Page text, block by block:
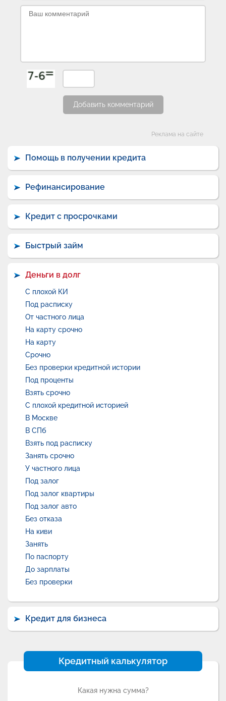
Добавить комментарий
Реклама на сайте
Помощь в получении кредита
Рефинансирование
Кредит с просрочками
Быстрый займ
Деньги в долг
С плохой КИ
Под расписку
От частного лица
На карту срочно
На карту
Срочно
Без проверки кредитной истории
Под проценты
Взять срочно
С плохой кредитной историей
В Москве
В СПб
Взять под расписку
Занять срочно
У частного лица
Под залог
Под залог квартиры
Под залог авто
Без отказа
На киви
Занять
По паспорту
До зарплаты
Без проверки
Кредит для бизнеса
Кредитный калькулятор
Какая нужна сумма?